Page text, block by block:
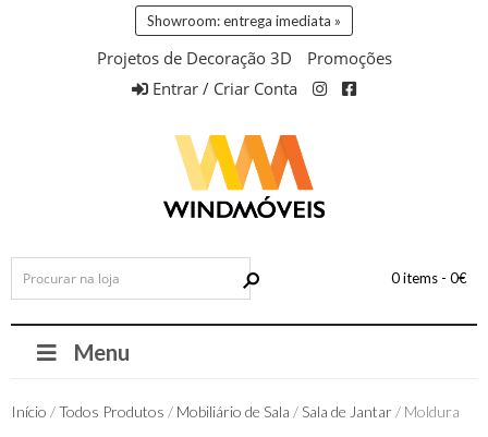
Showroom: entrega imediata »
Projetos de Decoração 3D
Promoções
Entrar / Criar Conta
0 items - 0€
Menu
Início /Todos Produtos / Mobiliário de Sala / Sala de Jantar/ Moldura